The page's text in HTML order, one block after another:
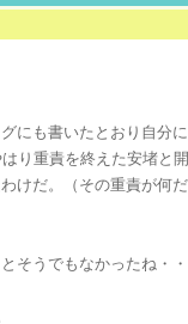
にも書いたとおり自分
り重責を終えた安堵と
けだ。（その重責が何
そうでもなかったね・・